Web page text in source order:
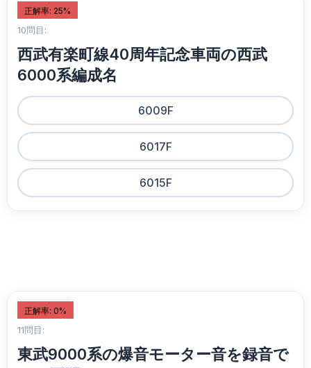
正解率: 25%
10問目:
西武有楽町線40周年記念車両の西武
6000系編成名
6009F
6017F
6015F
正解率: 0%
11問目:
東武9000系の爆音モーター音を録音で